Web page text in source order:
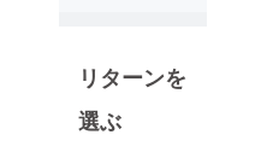
ち上がれ
る」こと
を、リラク
リターンを
選ぶ